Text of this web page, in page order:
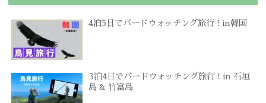
4泊5日でバードウォッチング旅行 ! in韓国
3泊4日でバードウォッチング旅行 ! in 石垣
島 & 竹富島